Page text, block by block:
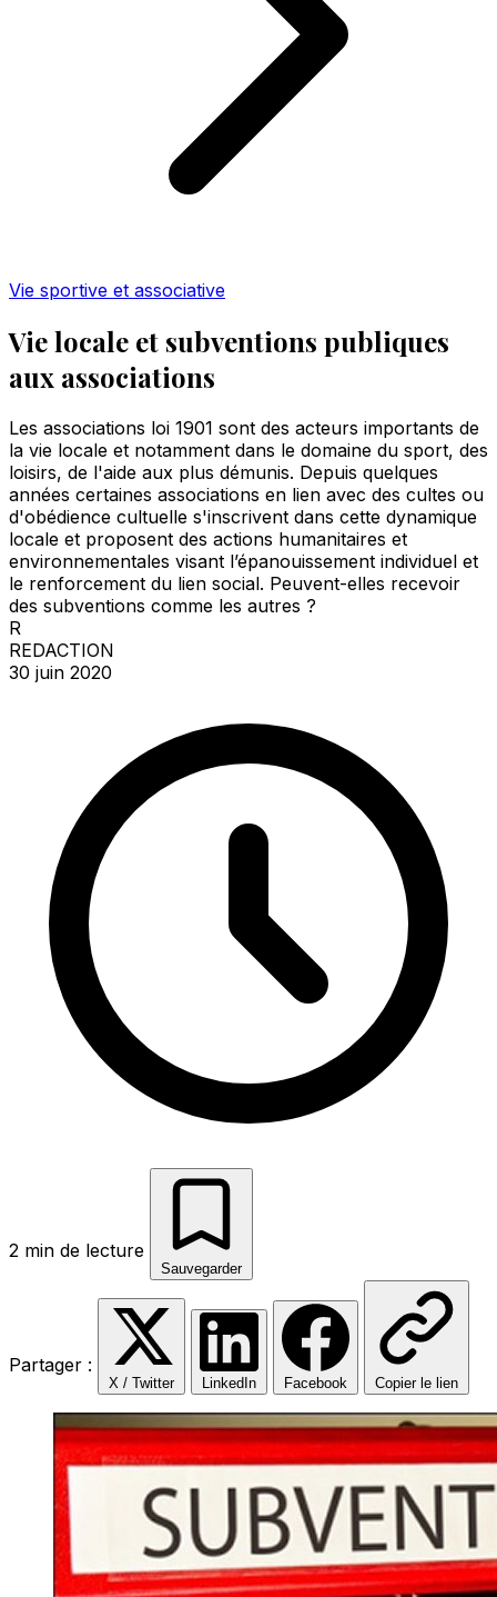
Vie sportive et associative
Vie locale et subventions publiques
aux associations
Les associations loi 1901 sont des acteurs importants de
la vie locale et notamment dans le domaine du sport, des
loisirs, de l'aide aux plus démunis. Depuis quelques
années certaines associations en lien avec des cultes ou
d'obédience cultuelle s'inscrivent dans cette dynamique
locale et proposent des actions humanitaires et
environnementales visant l’épanouissement individuel et
le renforcement du lien social. Peuvent-elles recevoir
des subventions comme les autres ?
R
REDACTION
30 juin 2020
2 min de lecture
Sauvegarder
Partager :
X / Twitter LinkedIn Facebook Copier le lien